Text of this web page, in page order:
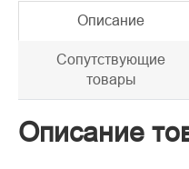
Описание
Сопутствующие
товары
Описание